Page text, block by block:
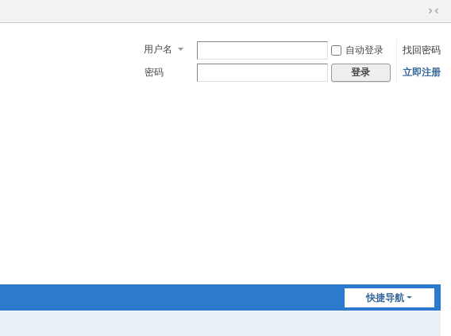
切
到
窄
用户名 自动登录
找回密码
密码
登录 立即注册
快捷导航